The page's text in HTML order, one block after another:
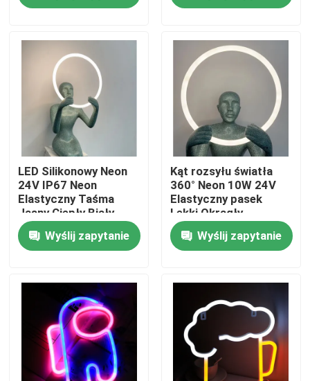
O nas
Wycieczka po fabryce
Kontrola jakości
Skontaktuj się z nami
Aktualności
Poprosić o wycenę
Taśma LED Neon
LED Silikonowy Neon
24V IP67 Neon
Elastyczny Taśma
Jasny Ciepły Biały
Kolor
Wyślij zapytanie
Kąt rozsyłu światła
360° Neon 10W 24V
Elastyczny pasek
Lekki Okrągły
silikonowy świetlówka
Neon LedWyślij zapytanie